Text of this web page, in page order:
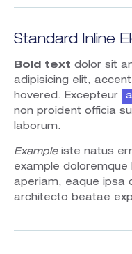
Standard Inline
Bold text dolor sit
adipisicing elit,
hovered. Excepteur
non proident officia
laborum.
Exampleiste natus
example
aperiam, eaque ipsa
architecto beatae